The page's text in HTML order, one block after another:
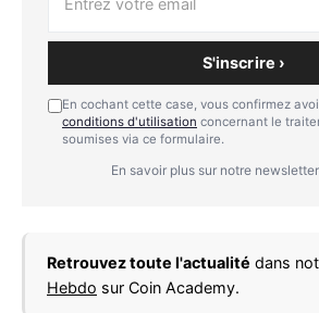
S'inscrire ›
En cochant cette case, vous confirmez
conditions d'utilisation concernant le
soumises via ce formulaire.
En savoir plus sur notre
Retrouvez toute l'actualité dans
Hebdo sur Coin Academy.